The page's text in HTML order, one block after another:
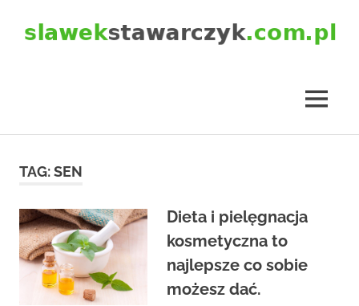
MENU
TAG:SEN
Dieta i pielęgnacja
kosmetyczna to
najlepsze co sobie
możesz dać.